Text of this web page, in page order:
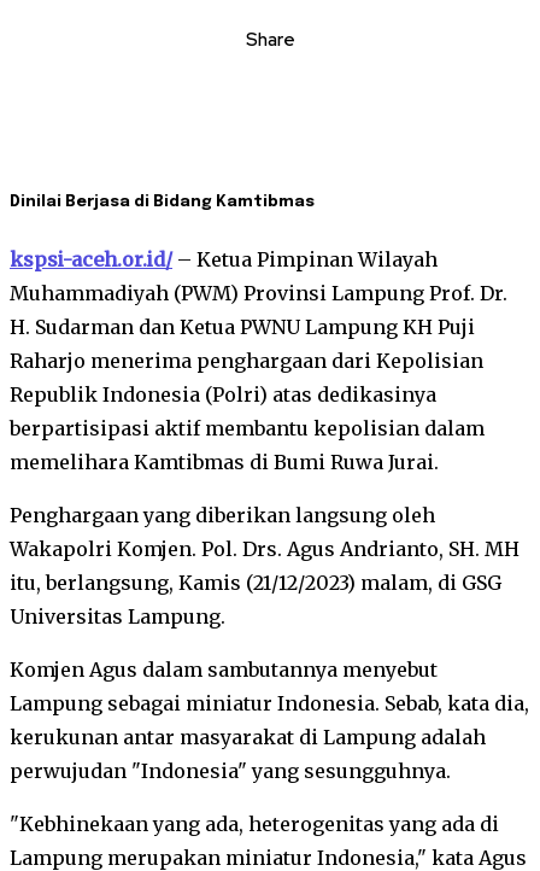
Share
Dinilai Berjasa di Bidang Kamtibmas
kspsi-aceh.or.id/– Ketua Pimpinan Wilayah
Muhammadiyah (PWM) Provinsi Lampung Prof. Dr.
H. Sudarman dan Ketua PWNU Lampung KH Puji
Raharjo menerima penghargaan dari Kepolisian
Republik Indonesia (Polri) atas dedikasinya
berpartisipasi aktif membantu kepolisian dalam
memelihara Kamtibmas di Bumi Ruwa Jurai.
Penghargaan yang diberikan langsung oleh
Wakapolri Komjen. Pol. Drs. Agus Andrianto, SH. MH
itu, berlangsung, Kamis (21/12/2023) malam, di GSG
Universitas Lampung.
Komjen Agus dalam sambutannya menyebut
Lampung sebagai miniatur Indonesia. Sebab, kata dia,
kerukunan antar masyarakat di Lampung adalah
perwujudan "Indonesia" yang sesungguhnya.
"Kebhinekaan yang ada, heterogenitas yang ada di
Lampung merupakan miniatur Indonesia," kata Agus